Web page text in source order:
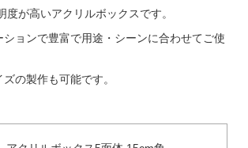
度が高いアクリルボックスです。
ションで豊富で用途・シーンに合わせてご使
の製作も可能です。